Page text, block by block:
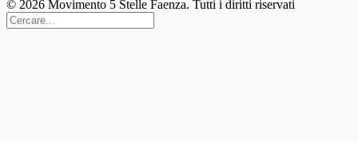
articoli
© 2026 Movimento 5 Stelle Faenza. Tutti i diritti riservati